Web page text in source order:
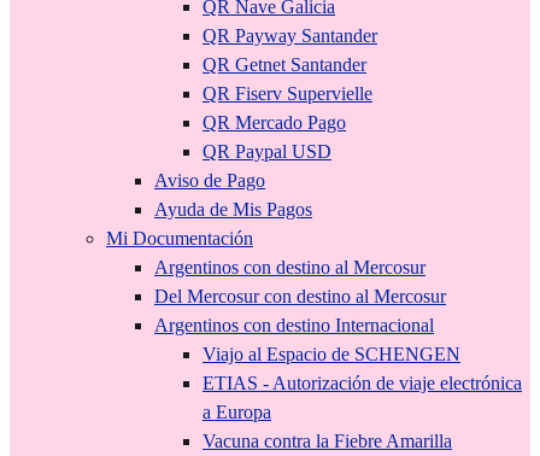
QR Nave Galicia
QR Payway Santander
QR Getnet Santander
QR Fiserv Supervielle
QR Mercado Pago
QR Paypal USD
Aviso de Pago
Ayuda de Mis Pagos
Mi Documentación
Argentinos con destino al Mercosur
Del Mercosur con destino al Mercosur
Argentinos con destino Internacional
Viajo al Espacio de SCHENGEN
ETIAS - Autorización de viaje electrónica
a Europa
Vacuna contra la Fiebre Amarilla